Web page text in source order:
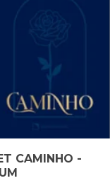
CAMINHO -